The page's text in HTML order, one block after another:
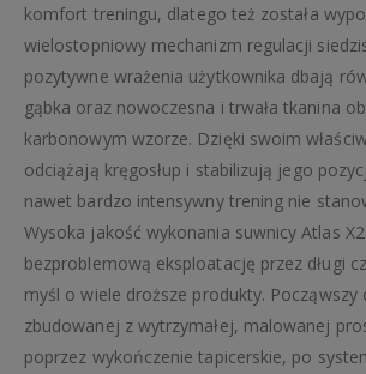
komfort treningu, dlatego też została
wielostopniowy mechanizm regulacji
pozytywne wrażenia użytkownika dbają
gąbka oraz nowoczesna i trwała tkanina
karbonowym wzorze. Dzięki swoim
odciążają kręgosłup i stabilizują jego
nawet bardzo intensywny trening nie
Wysoka jakość wykonania suwnicy Atlas
bezproblemową eksploatację przez długi
myśl o wiele droższe produkty. Począwszy
zbudowanej z wytrzymałej, malowanej
poprzez wykończenie tapicerskie, po